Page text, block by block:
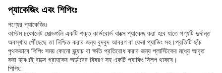
প্যাকেজিং এবং শিপিংঃ
পণ্যের প্যাকেজিংঃ
কাস্টম চকোলেট মোল্ডগুলি একটি শক্ত কার্ডবোর্ড বাক্সে প্যাকেজ করা হবে যাতে পণ্যটি দুর্দান্ত
অবস্থায় পৌঁছেছে তা নিশ্চিত করার জন্য বুদবুদ আবরণ বা ফেনা প্যাডিং সহ।প্রতিটি ছাঁচ
পৃথকভাবে শিপিং সময় কোনো স্ক্র্যাচ বা ক্ষতি প্রতিরোধ করার জন্য প্লাস্টিকের মধ্যে আবৃত
করা হবেএই বাক্সে গ্রাহকের অর্ডারের বিবরণ সহ একটি প্যাকিং স্লিপ থাকবে।
শিপিং: